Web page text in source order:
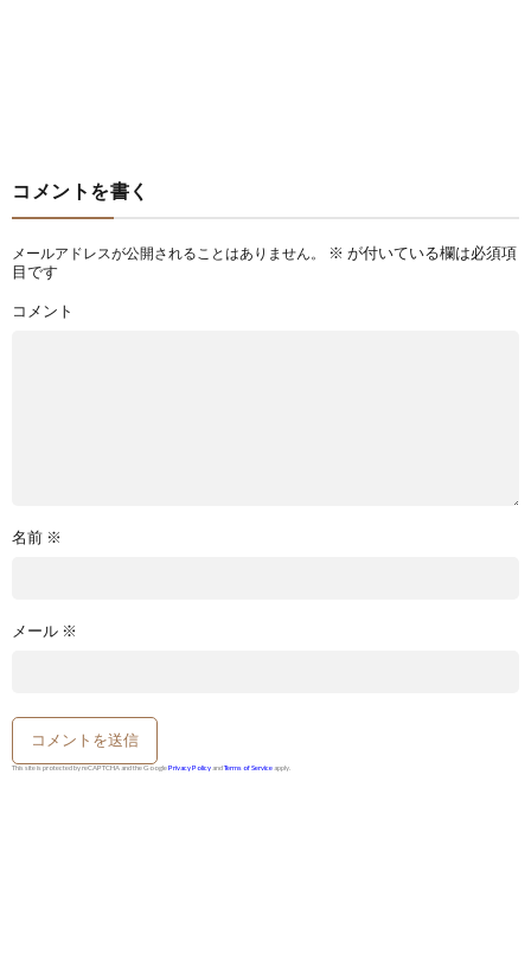
コメントを書く
メールアドレスが公開されることはありません。 ※ が付いている欄は必須項
目です
コメント
名前 ※
メール ※
This site is protected by reCAPTCHA and the GooglePrivacy Policy andTerms of Service apply.